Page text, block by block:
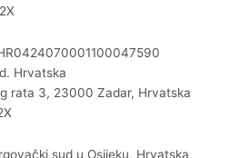
Hrvatska
rata 3, 23000 Zadar, Hrvatska
sud u Osijeku, Hrvatska